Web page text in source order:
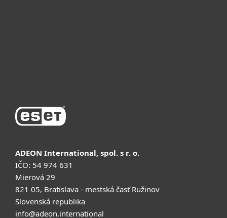
ADEON International, spol. s r. o.
IČO: 54 974 631
Mierová 29
821 05, Bratislava - mestská časť Ružinov
Slovenská republika
info@adeon.international